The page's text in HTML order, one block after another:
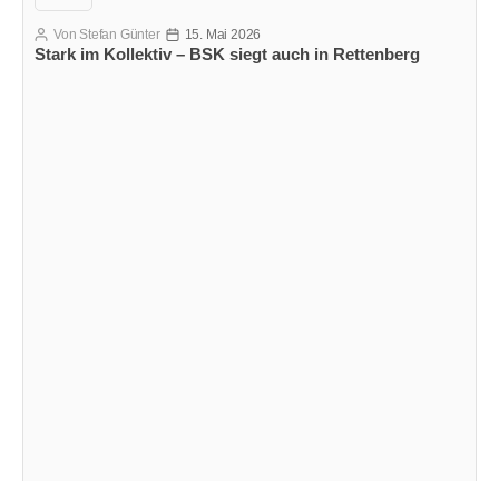
Stark im Kollektiv – BSK siegt auch in Rettenberg
Beitragsautor
Von Stefan Günter Veröffentlichungsdatum
15. Mai 2026